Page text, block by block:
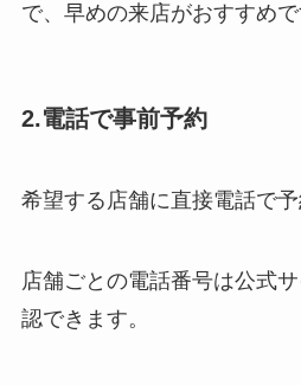
で、早めの来店がおすすめで
2.電話で事前予約
希望する店舗に直接電話で予
店舗ごとの電話番号は公式
認できます。